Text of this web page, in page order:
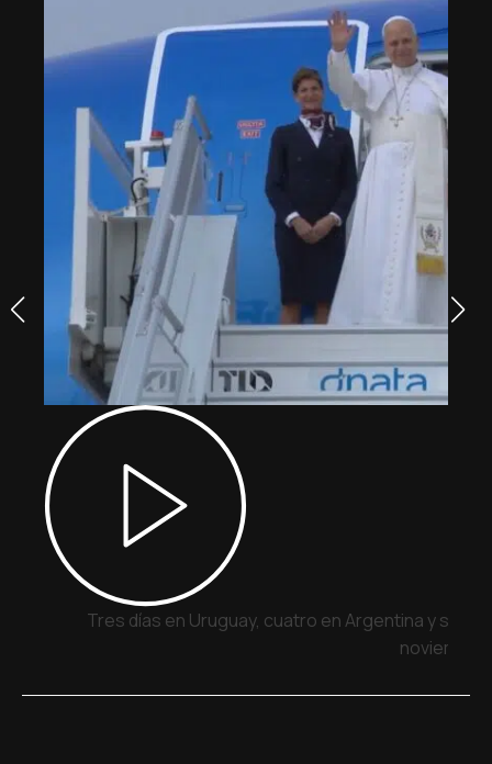
Tres días en Uruguay, cuatro en Argentina y siete
noviembre